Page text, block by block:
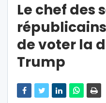
Le chef des
de voter la
Trump